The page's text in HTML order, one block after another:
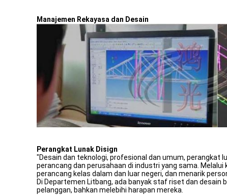
Manajemen Rekayasa dan Desain
Perangkat Lunak Disign
"Desain dan teknologi, profesional dan umum, perangkat
perancang dan perusahaan di industri yang sama.
perancang kelas dalam dan luar negeri, dan menarik
Di Departemen Litbang, ada banyak staf riset dan
pelanggan, bahkan melebihi harapan mereka.